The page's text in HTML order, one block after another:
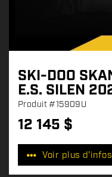
SKI-DOO
E.S. SILEN
Produit#15909U
P
r
x
12 145 $
Voir plus d'infos